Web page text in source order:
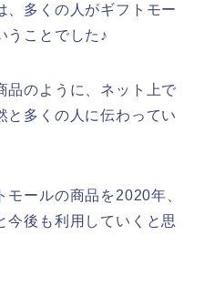
、多くの人がギフトモー
うことでした♪
品のように、ネット上で
と多くの人に伝わってい
ールの商品を2020年、
後も利用していくと思